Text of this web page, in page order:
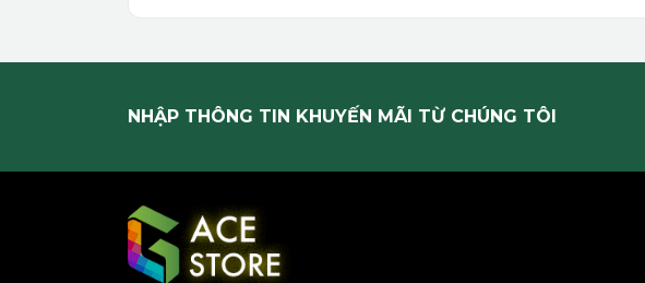
NHẬP THÔNG TIN KHUYẾN MÃI TỪ CHÚNG TÔI